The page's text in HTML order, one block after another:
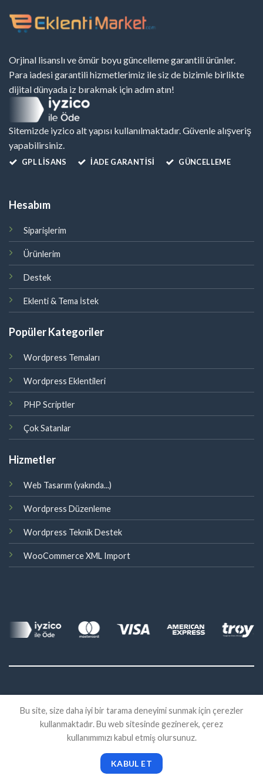
Orjinal lisanslı ve ömür boyu güncelleme garantili ürünler.
Para iadesi garantili hizmetlerimiz ile siz de bizimle birlikte
dijital dünyada iz bırakmak için adım atın!
Sitemizde iyzico alt yapısı kullanılmaktadır. Güvenle alışveriş
yapabilirsiniz.
GPL LISANS İADE GARANTİSİ GÜNCELLEME
Hesabım
Siparişlerim
Ürünlerim
Destek
Eklenti & Tema İstek
Popüler Kategoriler
Wordpress Temaları
Wordpress Eklentileri
PHP Scriptler
Çok Satanlar
Hizmetler
Web Tasarım (yakında...)
Wordpress Düzenleme
Wordpress Teknik Destek
WooCommerce XML Import
2026 Eklenti Market
İADE SATIŞ SÖZLEŞMESI KVKK
Bu site, size daha iyi bir tarama deneyimi sunmak için çerezler
kullanmaktadır. Bu web sitesinde gezinerek, çerez
kullanımımızı kabul etmiş olursunuz.
KABUL ET